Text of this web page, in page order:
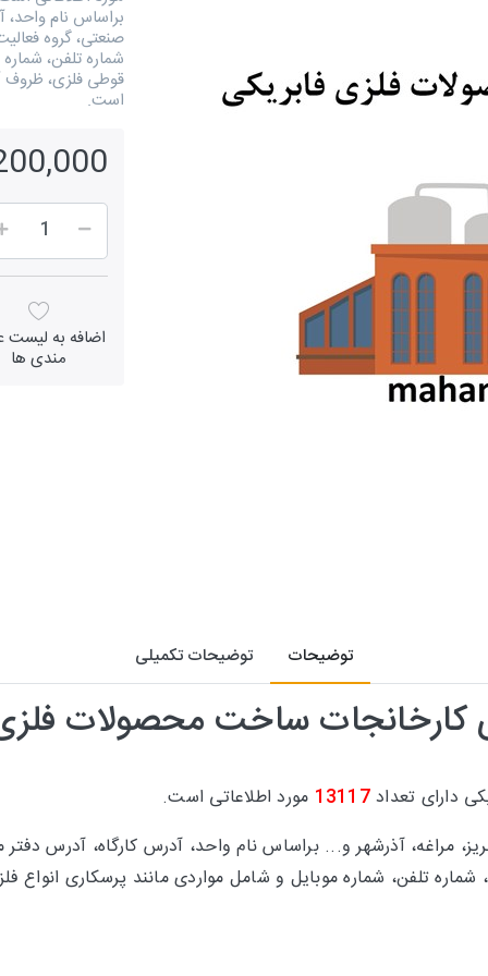
براساس نام
شماره تلفن،
قوطی فلزی، ظروف
است.
3,200,000
اضافه به لیست
مندی ها
توضیحات توضیحات تکمیلی
کارخانجات ساخت محصولات
دارای تعداد13117 مورد اطلاعاتی است.
شماره تلفن، شماره موبایل و شامل مواردی مانند پرسکاری